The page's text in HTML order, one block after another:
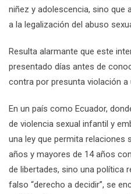
niñez y adolescencia, sino que
a la legalización del abuso
Resulta alarmante que este
presentado días antes de
contra por presunta violación a
En un país como Ecuador,
de violencia sexual infantil y
una ley que permita relaciones
años y mayores de 14 años
de libertades, sino una política
falso “derecho a decidir”, se